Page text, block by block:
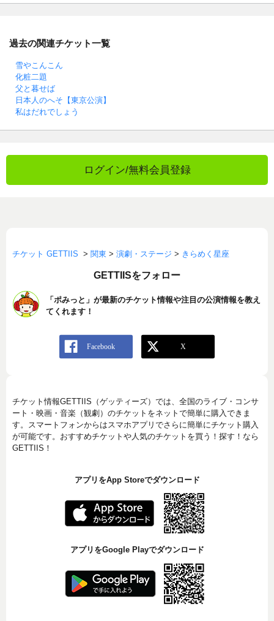
過去の関連チケット一覧
雪やこんこん
化粧二題
父と暮せば
日本人のへそ【東京公演】
私はだれでしょう
ログイン/無料会員登録
チケット GETTIIS > 関東 > 演劇・ステージ > きらめく星座
GETTIISをフォロー
「ポみっと」が最新のチケット情報や注目の公演情報を教え
てくれます！
チケット情報GETTIIS（ゲッティーズ）では、全国のライブ・コンサ
ート・映画・音楽（観劇）のチケットをネットで簡単に購入できま
す。スマートフォンからはスマホアプリでさらに簡単にチケット購入
が可能です。おすすめチケットや人気のチケットを買う！探す！なら
GETTIIS！
アプリをApp Storeでダウンロード
アプリをGoogle Playでダウンロード